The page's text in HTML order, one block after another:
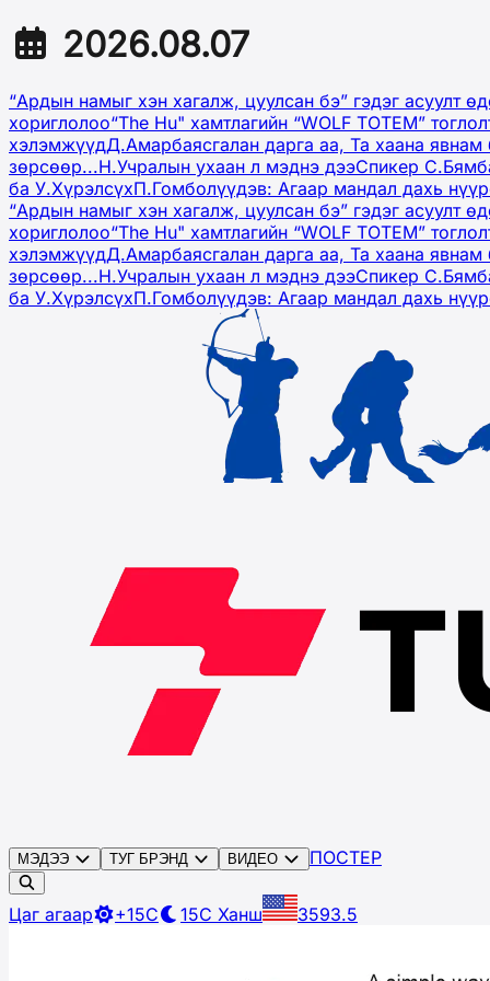
2026.08.07
“Ардын намыг хэн хагалж, цуулсан бэ” гэдэг асуулт
хориглолоо“The Hu" хамтлагийн “WOLF TOTEM”
хэлэмжүүдД.Амарбаясгалан дарга аа, Та хаана явнам
зөрсөөр...Н.Учралын ухаан л мэднэ дээСпикер
ба У.ХүрэлсүхП.Гомболүүдэв: Агаар мандал дахь
“Ардын намыг хэн хагалж, цуулсан бэ” гэдэг асуулт
хориглолоо“The Hu" хамтлагийн “WOLF TOTEM”
хэлэмжүүдД.Амарбаясгалан дарга аа, Та хаана явнам
зөрсөөр...Н.Учралын ухаан л мэднэ дээСпикер
ба У.ХүрэлсүхП.Гомболүүдэв: Агаар мандал дахь
МЭДЭЭ ТУГ БРЭНД ВИДЕО ПОСТЕР
Цаг агаар +15C 15C Ханш 3593.5